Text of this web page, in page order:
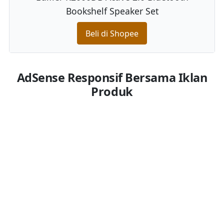
Bookshelf Speaker Set
Beli di Shopee
AdSense Responsif Bersama Iklan
Produk